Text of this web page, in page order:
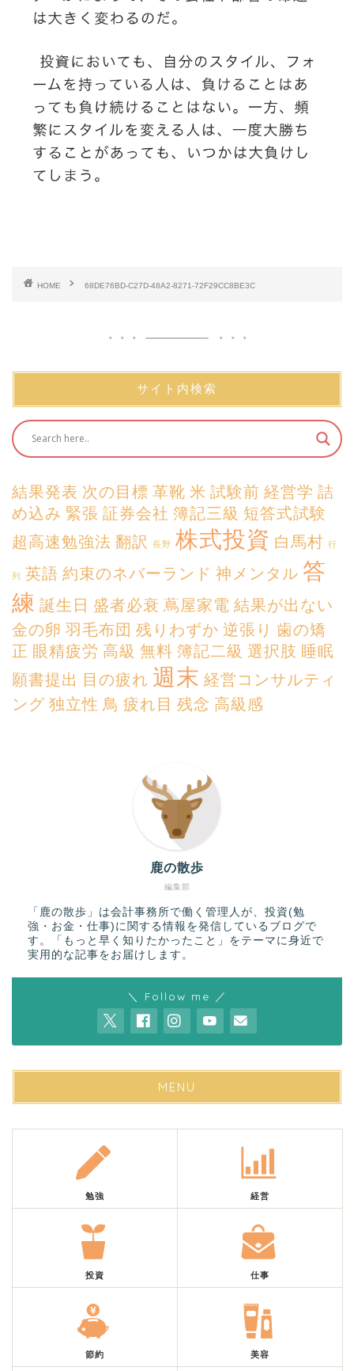
HOME 68DE76BD-C27D-48A2-8271-72F29CC8BE3C
サイト内検索
結果発表 次の目標 革靴 米 試験前 経営学 詰
め込み 緊張 証券会社 簿記三級 短答式試験
超高速勉強法 翻訳 長野 株式投資 白馬村 行
列 英語 約束のネバーランド 神メンタル 答
練 誕生日 盛者必衰 蔦屋家電 結果が出ない
金の卵 羽毛布団 残りわずか 逆張り 歯の矯
正 眼精疲労 高級 無料 簿記二級 選択肢 睡眠
願書提出 目の疲れ 週末 経営コンサルティ
ング 独立性 鳥 疲れ目 残念 高級感
編集部
鹿の散歩
「鹿の散歩」は会計事務所で働く管理人が、投資(勉
強・お金・仕事)に関する情報を発信しているブログで
す。「もっと早く知りたかったこと」をテーマに身近で
実用的な記事をお届けします。
＼ Follow me ／
MENU
勉強 経営
投資 仕事
節約 美容